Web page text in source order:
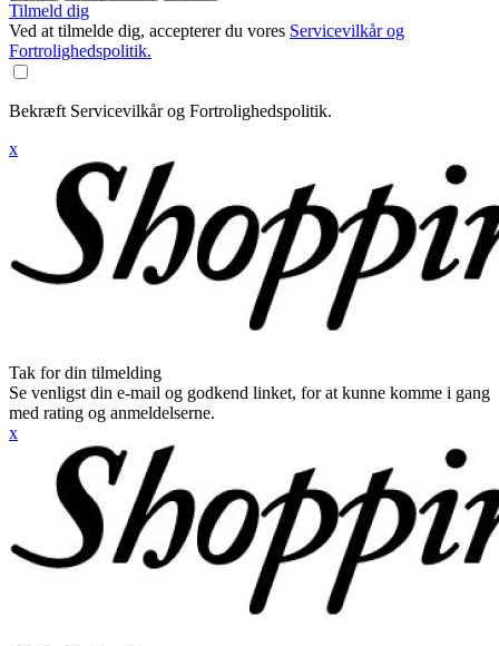
Tilmeld dig
Ved at tilmelde dig, accepterer du vores Servicevilkår og
Fortrolighedspolitik.
Bekræft Servicevilkår og Fortrolighedspolitik.
x
Tak for din tilmelding
Se venligst din e-mail og godkend linket, for at kunne komme i gang
med rating og anmeldelserne.
x